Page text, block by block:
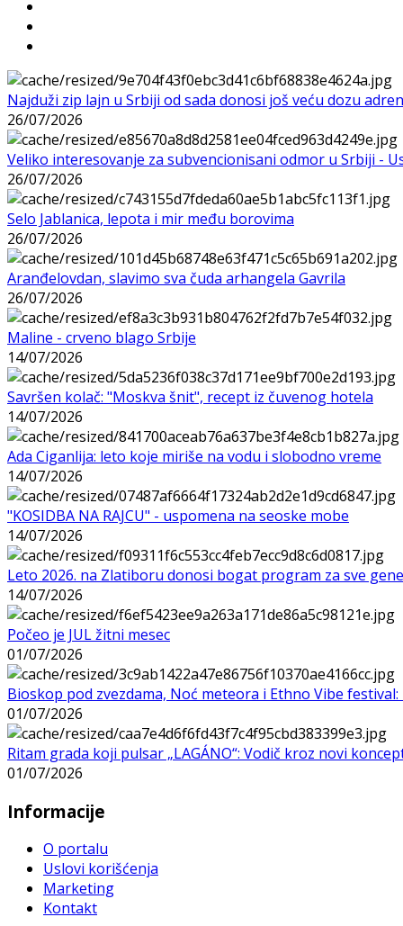
Najduži zip lajn u Srbiji od sada donosi još veću dozu
26/07/2026
Veliko interesovanje za subvencionisani odmor u Srbiji -
26/07/2026
Selo Jablanica, lepota i mir među borovima
26/07/2026
Aranđelovdan, slavimo sva čuda arhangela Gavrila
26/07/2026
Maline - crveno blago Srbije
14/07/2026
Savršen kolač: "Moskva šnit", recept iz čuvenog hotela
14/07/2026
Ada Ciganlija: leto koje miriše na vodu i slobodno vreme
14/07/2026
"KOSIDBA NA RAJCU" - uspomena na seoske mobe
14/07/2026
Leto 2026. na Zlatiboru donosi bogat program za sve
14/07/2026
Počeo je JUL žitni mesec
01/07/2026
Bioskop pod zvezdama, Noć meteora i Ethno Vibe
01/07/2026
Ritam grada koji pulsar „LAGÁNO“: Vodič kroz novi
01/07/2026
Informacije
O portalu
Uslovi korišćenja
Marketing
Kontakt